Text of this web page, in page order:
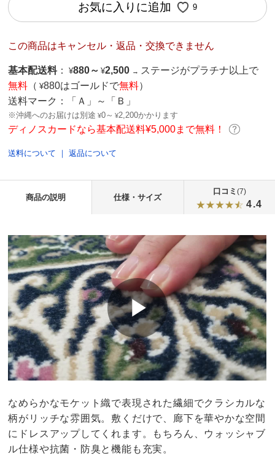
お気に入りに追加 9
この商品はキャンセル・返品・交換できません
基本配送料 ： ¥880～ ¥2,500 → ステージがプラチナ以上で
無料 （ ¥880はゴールドで無料）
送料マーク：
「Ａ」～「Ｂ」
※沖縄へのお届けは別途 ¥0～ ¥2,200かかります
ディノスカードなら基本配送料¥5,000まで無料！
送料について ｜返品について
商品の説明 仕様・サイズ
口コミ (7)
4.4
なめらかなモケット織で表現された繊細でクラシカルな
柄がリッチな雰囲気。敷くだけで、廊下を華やかな空間
にドレスアップしてくれます。もちろん、ウォッシャブ
ル仕様や抗菌・防臭と機能も充実。